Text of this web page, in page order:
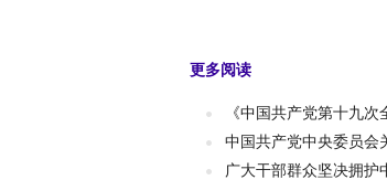
更多阅读
《中国共产党第十九
中国共产党中央委员会
广大干部群众坚决拥护